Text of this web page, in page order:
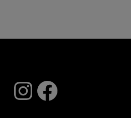
Instagram
Facebook